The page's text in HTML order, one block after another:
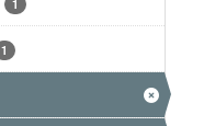
1
1